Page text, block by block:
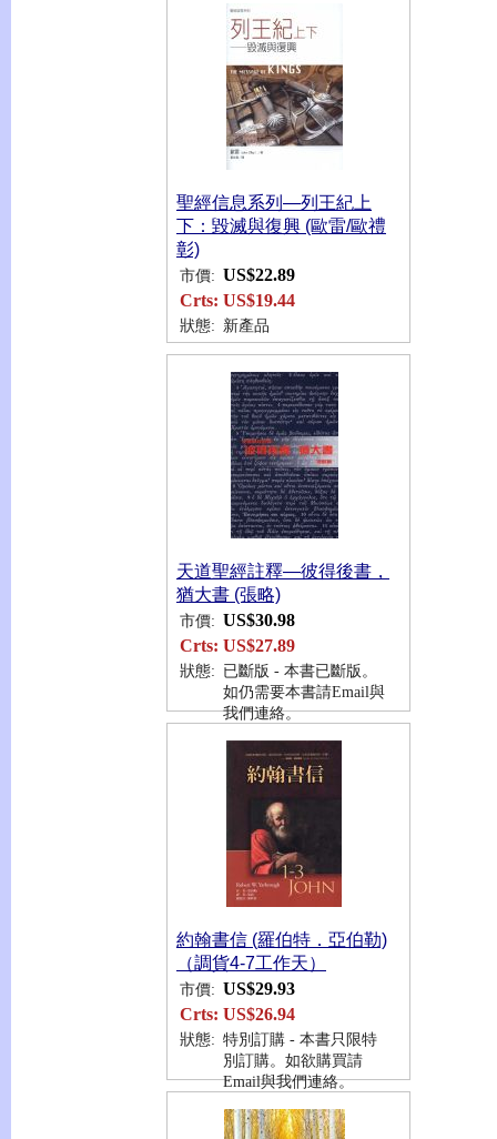
聖經信息系列—列王紀上
下：毀滅與復興 (歐雷/歐禮
彰)
市價: US$22.89
Crts: US$19.44
狀態: 新產品
天道聖經註釋—彼得後書，
猶大書 (張略)
市價: US$30.98
Crts: US$27.89
狀態: 已斷版 - 本書已斷版。
如仍需要本書請Email與
我們連絡。
約翰書信 (羅伯特．亞伯勒)
（調貨4-7工作天）
市價: US$29.93
Crts: US$26.94
狀態: 特別訂購 - 本書只限特
別訂購。如欲購買請
Email與我們連絡。